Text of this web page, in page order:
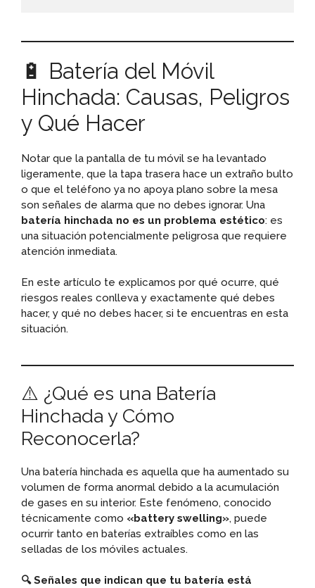
🔋 Batería del Móvil
Hinchada: Causas, Peligros
y Qué Hacer
Notar que la pantalla de tu móvil se ha levantado
ligeramente, que la tapa trasera hace un extraño bulto
o que el teléfono ya no apoya plano sobre la mesa
son señales de alarma que no debes ignorar. Una
batería hinchada no es un problema estético: es
una situación potencialmente peligrosa que requiere
atención inmediata.
En este artículo te explicamos por qué ocurre, qué
riesgos reales conlleva y exactamente qué debes
hacer, y qué no debes hacer, si te encuentras en esta
situación.
⚠️ ¿Qué es una Batería
Hinchada y Cómo
Reconocerla?
Una batería hinchada es aquella que ha aumentado su
volumen de forma anormal debido a la acumulación
de gases en su interior. Este fenómeno, conocido
técnicamente como «battery swelling», puede
ocurrir tanto en baterías extraíbles como en las
selladas de los móviles actuales.
🔍 Señales que indican que tu batería está